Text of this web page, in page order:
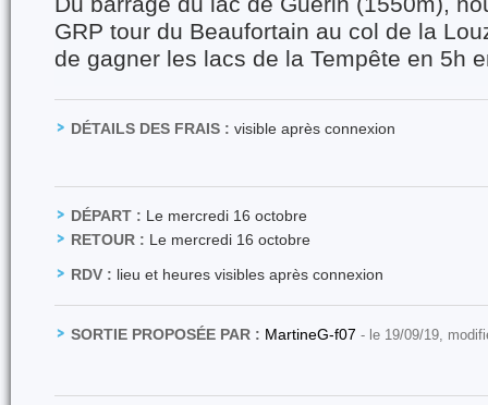
GRP tour du Beaufortain au col de la
de gagner les lacs de la Tempête en 5h
DÉTAILS DES FRAIS : visible après connexion
DÉPART : Le mercredi 16 octobre
RETOUR : Le mercredi 16 octobre
RDV : lieu et heures visibles après connexion
SORTIE PROPOSÉE PAR : MartineG-f07 - le 19/09/19,